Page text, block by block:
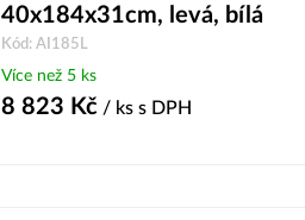
40x184x31cm, levá, bílá
Kód: AI185L
Více než 5 ks
8 823 Kč / ks s DPH